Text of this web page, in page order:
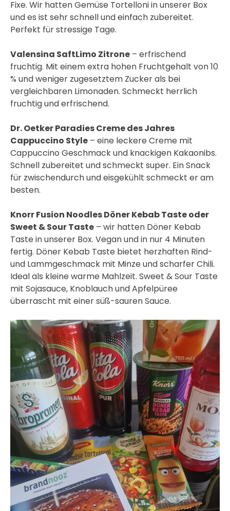
Fixe. Wir hatten Gemüse Tortelloni in unserer Box
und es ist sehr schnell und einfach zubereitet.
Perfekt für stressige Tage.
Valensina SaftLimo Zitrone – erfrischend
fruchtig. Mit einem extra hohen Fruchtgehalt von 10
% und weniger zugesetztem Zucker als bei
vergleichbaren Limonaden. Schmeckt herrlich
fruchtig und erfrischend.
Dr. Oetker Paradies Creme des Jahres
Cappuccino Style – eine leckere Creme mit
Cappuccino Geschmack und knackigen Kakaonibs.
Schnell zubereitet und schmeckt super. Ein Snack
für zwischendurch und eisgekühlt schmeckt er am
besten.
Knorr Fusion Noodles Döner Kebab Taste oder
Sweet & Sour Taste – wir hatten Döner Kebab
Taste in unserer Box. Vegan und in nur 4 Minuten
fertig. Döner Kebab Taste bietet herzhaften Rind-
und Lammgeschmack mit Minze und scharfer Chili.
Ideal als kleine warme Mahlzeit. Sweet & Sour Taste
mit Sojasauce, Knoblauch und Apfelpüree
überrascht mit einer süß-sauren Sauce.